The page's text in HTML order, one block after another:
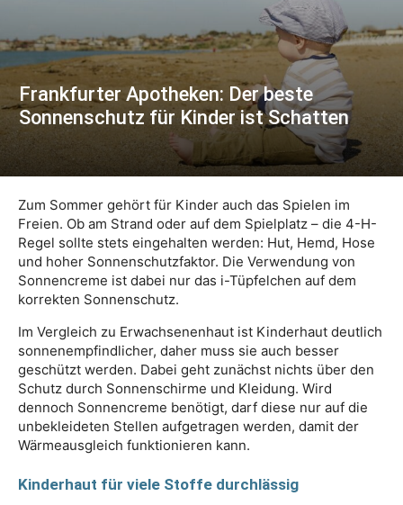
Frankfurter Apotheken: Der beste
Sonnenschutz für Kinder ist Schatten
Zum Sommer gehört für Kinder auch das Spielen im
Freien. Ob am Strand oder auf dem Spielplatz – die 4-H-
Regel sollte stets eingehalten werden: Hut, Hemd, Hose
und hoher Sonnenschutzfaktor. Die Verwendung von
Sonnencreme ist dabei nur das i-Tüpfelchen auf dem
korrekten Sonnenschutz.
Im Vergleich zu Erwachsenenhaut ist Kinderhaut deutlich
sonnenempfindlicher, daher muss sie auch besser
geschützt werden. Dabei geht zunächst nichts über den
Schutz durch Sonnenschirme und Kleidung. Wird
dennoch Sonnencreme benötigt, darf diese nur auf die
unbekleideten Stellen aufgetragen werden, damit der
Wärmeausgleich funktionieren kann.
Kinderhaut für viele Stoffe durchlässig